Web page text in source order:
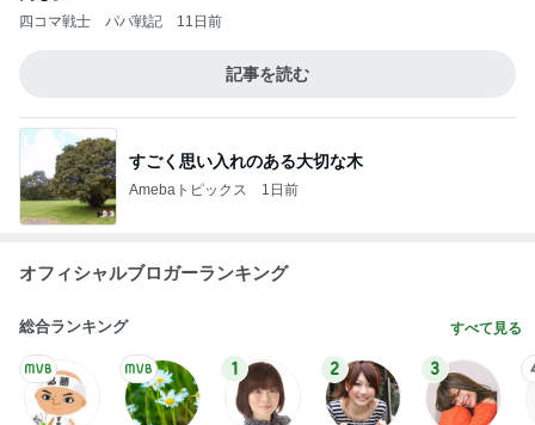
四コマ戦士 パパ戦記 11日前
記事を読む
すごく思い入れのある大切な木
Amebaトピックス 1日前
オフィシャルブロガーランキング
総合ランキング すべて見る
1 2 3